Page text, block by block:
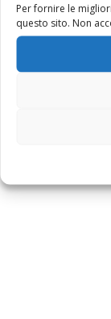
Per fornire le
questo sito. Non